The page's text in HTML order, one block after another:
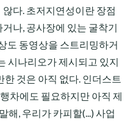
다. 초저지연성이란 장점
나, 공사장에 있는 굴착기
도 동영상을 스트리밍하거
시나리오가 제시되고 있지
것은 아직 없다. 인더스트
차에도 필요하지만 아직 제
해, 우리가 카피할(...) 사업